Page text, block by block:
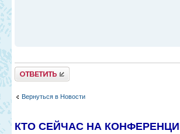
Ответить
Вернуться в Новости
КТО СЕЙЧАС НА